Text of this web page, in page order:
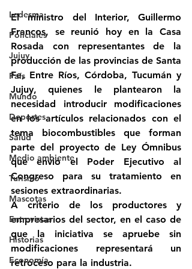
Ledesma
Policiales
Jujuy
País
Mundo
Deportes
Salud
Medio ambiente
Turismo
Mascotas
Entrevistas
Historias
Economía
El ministro del Interior, Guillermo
Francos, se reunió hoy en la Casa
Rosada con representantes de la
producción de las provincias de Santa
Fe, Entre Ríos, Córdoba, Tucumán y
Jujuy, quienes le plantearon la
necesidad introducir modificaciones
en los artículos relacionados con el
tema biocombustibles que forman
parte del proyecto de Ley Ómnibus
que envió el Poder Ejecutivo al
Congreso para su tratamiento en
sesiones extraordinarias.
A criterio de los productores y
empresarios del sector, en el caso de
que la iniciativa se apruebe sin
modificaciones representará un
retroceso para la industria.